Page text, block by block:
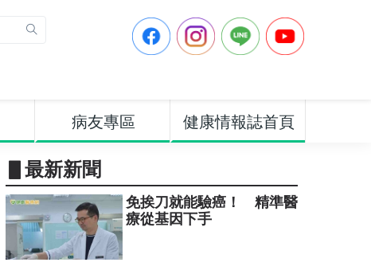
病友專區 健康情報誌首頁
▋最新新聞
免挨刀就能驗癌！ 精準醫
療從基因下手